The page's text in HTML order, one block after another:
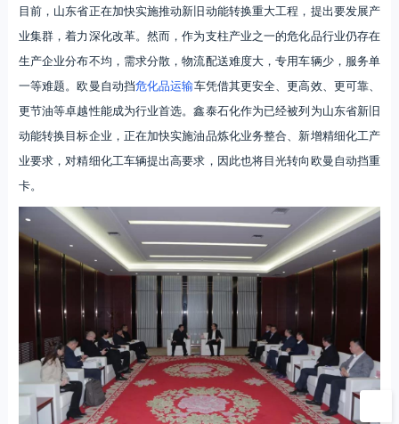
目前，山东省正在加快实施推动新旧动能转换重大工程，提出要发展产
业集群，着力深化改革。然而，作为支柱产业之一的危化品行业仍存在
生产企业分布不均，需求分散，物流配送难度大，专用车辆少，服务单
一等难题。欧曼自动挡危化品运输车凭借其更安全、更高效、更可靠、
更节油等卓越性能成为行业首选。鑫泰石化作为已经被列为山东省新旧
动能转换目标企业，正在加快实施油品炼化业务整合、新增精细化工产
业要求，对精细化工车辆提出高要求，因此也将目光转向欧曼自动挡重
卡。